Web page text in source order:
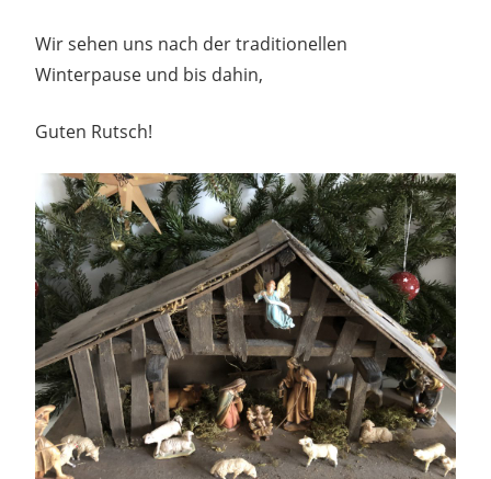
Wir sehen uns nach der traditionellen
Winterpause und bis dahin,
Guten Rutsch!